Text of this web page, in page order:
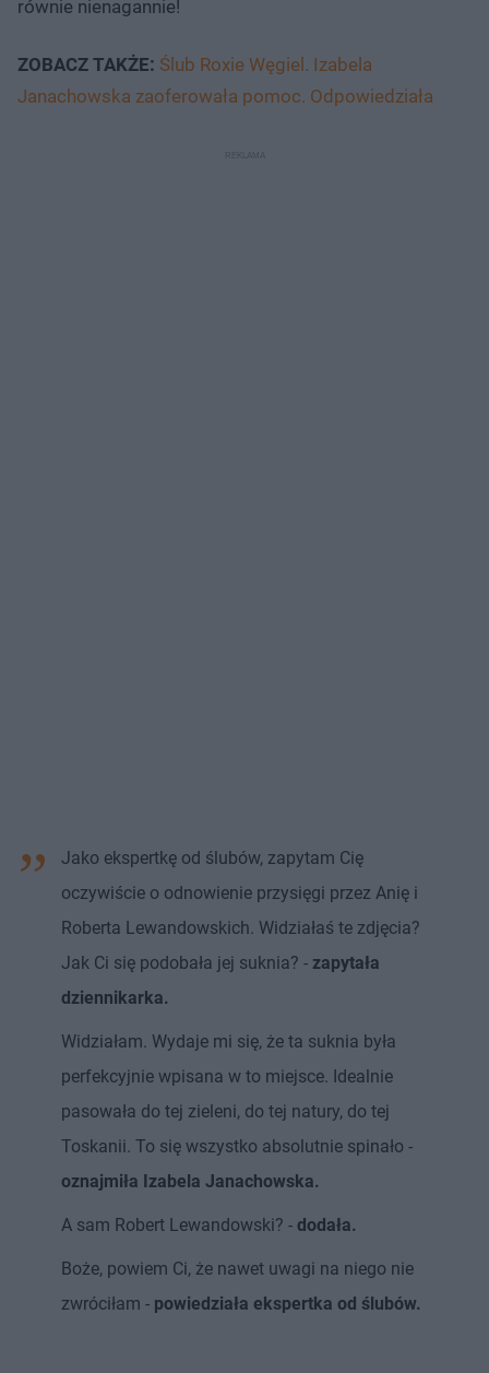
równie nienagannie!
ZOBACZ TAKŻE: Ślub Roxie Węgiel. Izabela
Janachowska zaoferowała pomoc. Odpowiedziała
Jako ekspertkę od ślubów, zapytam Cię
oczywiście o odnowienie przysięgi przez Anię i
Roberta Lewandowskich. Widziałaś te zdjęcia?
Jak Ci się podobała jej suknia? - zapytała
dziennikarka.
Widziałam. Wydaje mi się, że ta suknia była
perfekcyjnie wpisana w to miejsce. Idealnie
pasowała do tej zieleni, do tej natury, do tej
Toskanii. To się wszystko absolutnie spinało -
oznajmiła Izabela Janachowska.
A sam Robert Lewandowski? - dodała.
Boże, powiem Ci, że nawet uwagi na niego nie
zwróciłam - powiedziała ekspertka od ślubów.